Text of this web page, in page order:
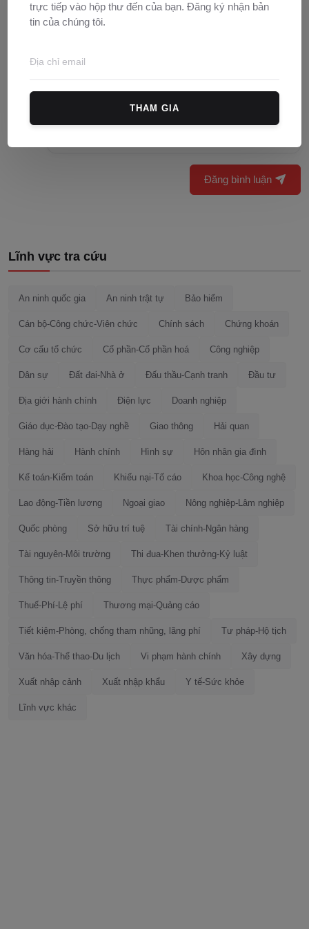
Đăng bình luận
Lĩnh vực tra cứu
An ninh quốc gia An ninh trật tự Bảo hiểm
Cán bộ-Công chức-Viên chức Chính sách Chứng khoán
Cơ cấu tổ chức Cổ phần-Cổ phần hoá Công nghiệp
Dân sự Đất đai-Nhà ở Đấu thầu-Cạnh tranh Đầu tư
Địa giới hành chính Điện lực Doanh nghiệp
Giáo dục-Đào tạo-Dạy nghề Giao thông Hải quan
Hàng hải Hành chính Hình sự Hôn nhân gia đình
Kế toán-Kiểm toán Khiếu nại-Tố cáo Khoa học-Công nghệ
Lao động-Tiền lương Ngoại giao Nông nghiệp-Lâm nghiệp
Quốc phòng Sở hữu trí tuệ Tài chính-Ngân hàng
Tài nguyên-Môi trường Thi đua-Khen thưởng-Kỷ luật
Thông tin-Truyền thông Thực phẩm-Dược phẩm
Thuế-Phí-Lệ phí Thương mại-Quảng cáo
Tiết kiệm-Phòng, chống tham nhũng, lãng phí Tư pháp-Hộ tịch
Văn hóa-Thể thao-Du lịch Vi phạm hành chính Xây dựng
Xuất nhập cảnh Xuất nhập khẩu Y tế-Sức khỏe
Lĩnh vực khác
trực tiếp vào hộp thư đến của bạn. Đăng ký nhận bản
tin của chúng tôi.
THAM GIA